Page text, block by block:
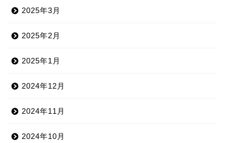
2025年3月
2025年2月
2025年1月
2024年12月
2024年11月
2024年10月